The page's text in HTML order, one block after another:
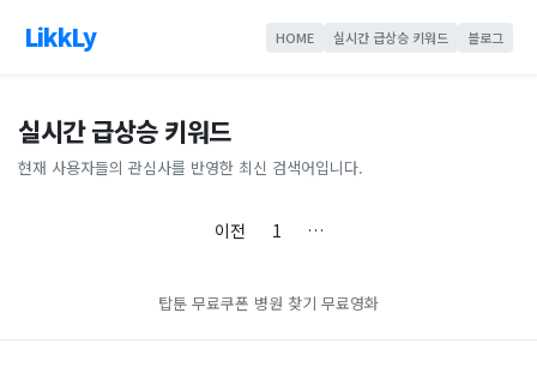
LikkLy HOME 실시간 급상승 키워드 블로그
실시간 급상승 키워드
현재 사용자들의 관심사를 반영한 최신 검색어입니다.
이전 1 …
탑툰 무료쿠폰 병원 찾기 무료영화